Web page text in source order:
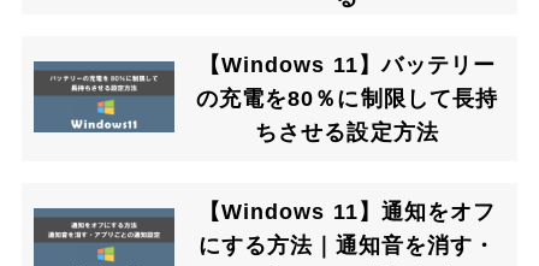
【Windows 11】バッテリー
の充電を80％に制限して長持
ちさせる設定方法
【Windows 11】通知をオフ
にする方法｜通知音を消す・